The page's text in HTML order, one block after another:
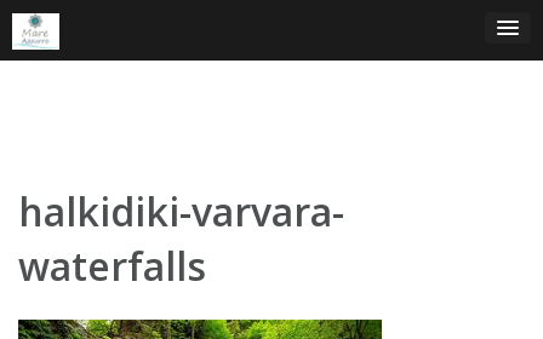
Skip
content
halkidiki-varvara-
waterfalls